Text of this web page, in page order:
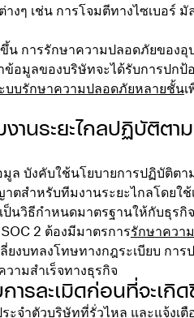
ๆ เช่น การโจมตีทางไซเบอร์ มั
น การรักษาความปลอดภัยของ
อมูลของบริษัทจะได้รับการปกป้
บบรักษาความปลอดภัยหลายชั้น
นระยะไกลปฏิบัติตา
ล บังคับใช้นโยบายการปฏิบัติตา
ตสำหรับทีมงานระยะไกลโดยใช้
ป็นวิธีกำหนดมาตรฐานให้กับธุร
2 ต้องมีมาตรการรักษาควา
ยงบทลงโทษทางกฎระเบียบ การ
ามสำเร็จทางธุรกิจ
รละเมิดก่อนที่จะเกิ
จำตัวบริษัทที่รั่วไหล และแจ้งเตื